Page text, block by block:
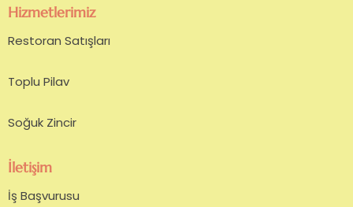
Hizmetlerimiz
Restoran Satışları
Toplu Pilav
Soğuk Zincir
İletişim
İş Başvurusu